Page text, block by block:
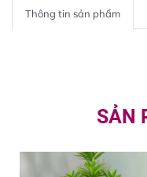
Thông tin sản phẩm
SẢN